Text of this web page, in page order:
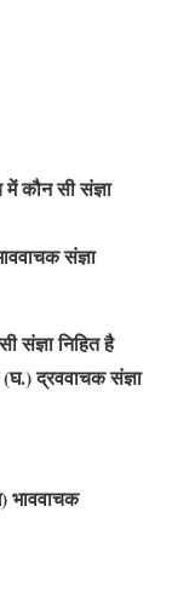
में कौन सी संज्ञा
संज्ञा
संज्ञा निहित है
द्रववाचक संज्ञा
भाववाचक